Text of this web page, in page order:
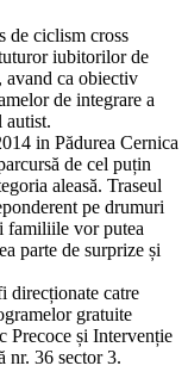
de ciclism cross
iubitorilor de
avand ca obiectiv
de integrare a
autist.
in Pădurea Cernica
de cel puțin
aleasă. Traseul
pe drumuri
familiile vor putea
parte de surprize și
direcționate catre
gratuite
Precoce și Intervenție
nr. 36 sector 3.